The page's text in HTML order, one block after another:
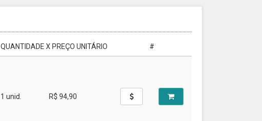
QUANTIDADE X PREÇO UNITÁRIO #
1 unid. R$ 94,90